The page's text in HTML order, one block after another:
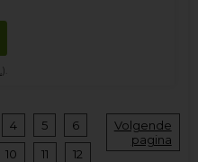
).
4 5
6
10 11
12
Volgende
pagina